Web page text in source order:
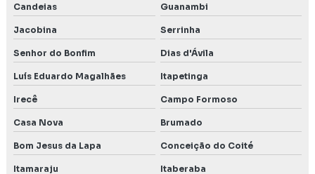
Candeias Guanambi
Jacobina Serrinha
Senhor do Bonfim Dias d'Ávila
Luís Eduardo Magalhães Itapetinga
Irecê Campo Formoso
Casa Nova Brumado
Bom Jesus da Lapa Conceição do Coité
Itamaraju Itaberaba